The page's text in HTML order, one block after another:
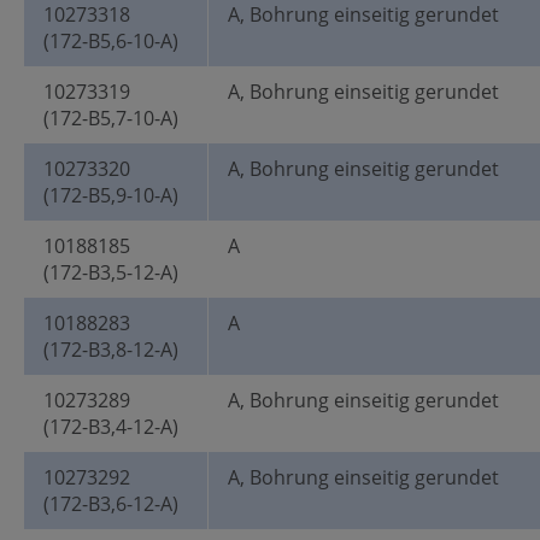
10273318
(172-B5,6-10-A)
A, Bohrung einseitig gerundet
10273319
(172-B5,7-10-A)
A, Bohrung einseitig gerundet
10273320
(172-B5,9-10-A)
A, Bohrung einseitig gerundet
10188185
(172-B3,5-12-A)
A
10188283
(172-B3,8-12-A)
A
10273289
(172-B3,4-12-A)
A, Bohrung einseitig gerundet
10273292
(172-B3,6-12-A)
A, Bohrung einseitig gerundet